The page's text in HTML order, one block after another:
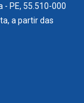
- PE, 55.510-000
a partir das